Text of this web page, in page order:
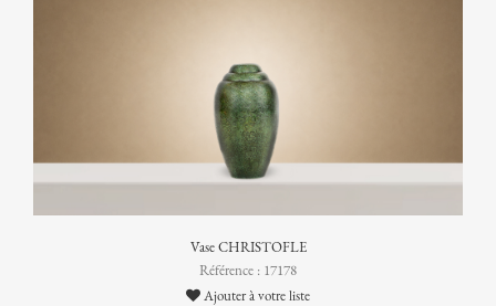
Vase CHRISTOFLE
Référence : 17178
Ajouter à votre liste